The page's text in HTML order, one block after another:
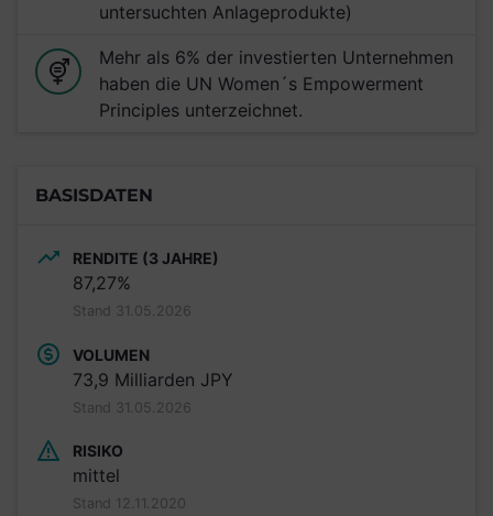
untersuchten Anlageprodukte)
Mehr als 6% der investierten Unternehmen
haben die UN Women´s Empowerment
Principles unterzeichnet.
BASISDATEN
RENDITE (3 JAHRE)
87,27%
Stand 31.05.2026
VOLUMEN
73,9 Milliarden JPY
Stand 31.05.2026
RISIKO
mittel
Stand 12.11.2020